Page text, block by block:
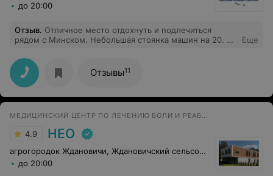
до 20:00
Отзыв. Отличное место отдохнуть и подлечиться
рядом с Минском. Небольшая стоянка машин на 20. 5
На территории спортзал, который вечерами в аренде
организациями. Бассейн 25метров, 3 дорожки,
доступен бесплатно для проживающих до 16-00.
Потом исключительно на платной основе. Столовая и
кафе в одном корпусе. Все сотрудники очень вежливы
умеют организовать себе досуг самостоятельно.
Еще
Отзывы11
МЕДИЦИНСКИЙ ЦЕНТР ПО ЛЕЧЕНИЮ БОЛИ И РЕАБИЛИТАЦИИ
4.9 НЕО
агрогородок Ждановичи, Ждановичский сельсовет, 105
до 20:00